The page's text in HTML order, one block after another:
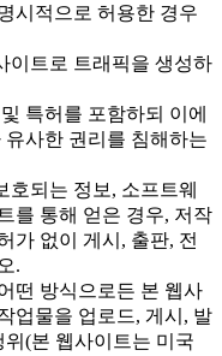
시적으로 허용한 경우
이트로 트래픽을 생성하
특허를 포함하되 이에
사한 권리를 침해하는
되는 정보, 소프트웨
를 통해 얻은 경우, 저작
가 없이 게시, 출판, 전
.
떤 방식으로든 본 웹사
업물을 업로드, 게시, 발
(본 웹사이트는 미국